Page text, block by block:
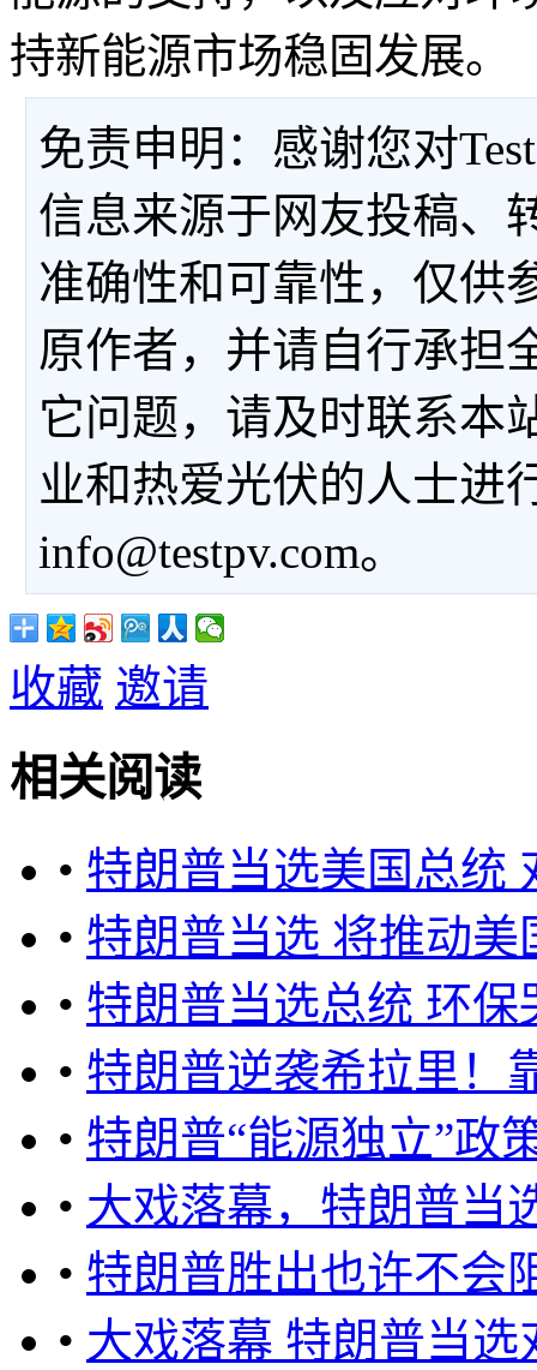
持新能源市场稳固发展。
免责申明：感谢您对
信息来源于网友投稿、
准确性和可靠性，仅供
原作者，并请自行承担
它问题，请及时联系本
业和热爱光伏的人士进
info@testpv.com。
收藏 邀请
相关阅读
• 特朗普当选美国总统
• 特朗普当选 将推动美
• 特朗普当选总统 环保
• 特朗普逆袭希拉里！
• 特朗普“能源独立”政
• 大戏落幕，特朗普当
• 特朗普胜出也许不会
• 大戏落幕 特朗普当